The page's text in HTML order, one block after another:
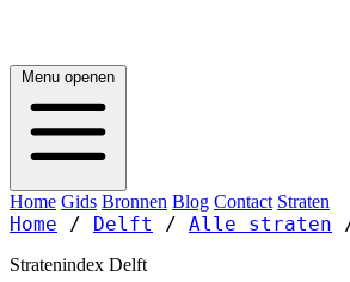
Menu openen
Home Gids Bronnen Blog Contact Straten
Home / Delft / Alle straten
Stratenindex Delft